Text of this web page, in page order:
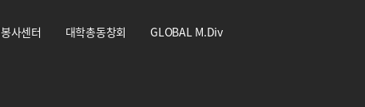
사센터 대학총동창회 GLOBAL M.Div